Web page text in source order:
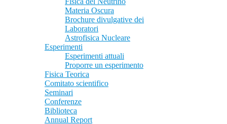
Materia Oscura
Brochure divulgative dei
Laboratori
Astrofisica Nucleare
Esperimenti
Esperimenti attuali
Proporre un esperimento
Fisica Teorica
Comitato scientifico
Seminari
Conferenze
Biblioteca
Annual Report